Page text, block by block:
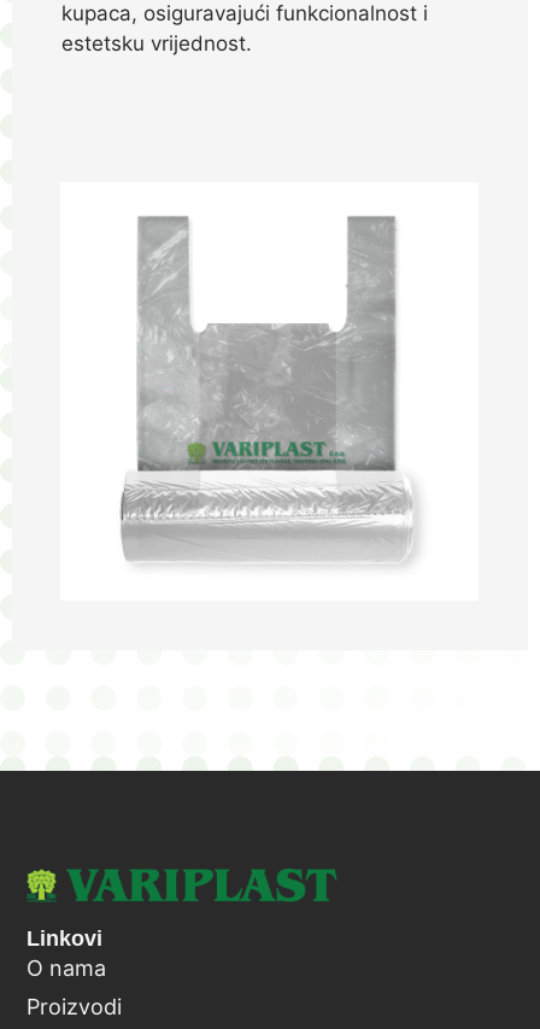
kupaca, osiguravajući funkcionalnost i
estetsku vrijednost.
Linkovi
O nama
Proizvodi